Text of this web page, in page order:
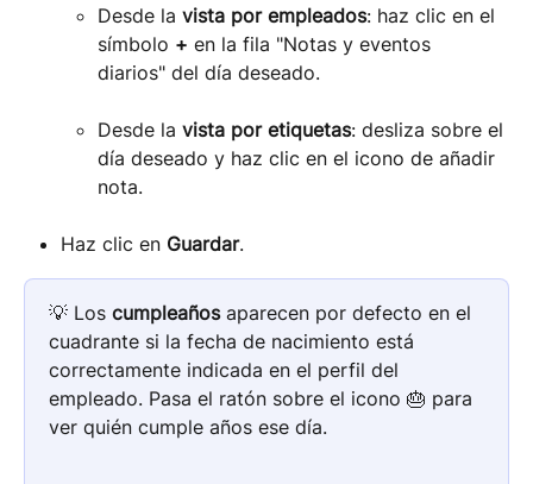
Desde la vista por empleados: haz clic en el
símbolo + en la fila "Notas y eventos
diarios" del día deseado.
Desde la vista por etiquetas: desliza sobre el
día deseado y haz clic en el icono de añadir
nota.
Haz clic en Guardar.
💡 Los cumpleaños aparecen por defecto en el
cuadrante si la fecha de nacimiento está
correctamente indicada en el perfil del
empleado. Pasa el ratón sobre el icono 🎂 para
ver quién cumple años ese día.